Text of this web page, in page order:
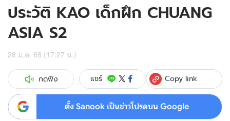
ประวัติ KAO เด็กฝึก CHUANG
ASIA S2
28 ม.ค. 68 (17:27 น.)
กดฟัง แชร์ Copy link
ตั้ง Sanook เป็นข่าวโปรดบน Google